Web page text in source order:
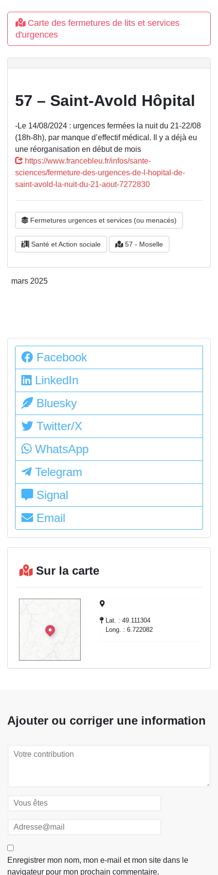
Carte des fermetures de lits et services
d'urgences
57 – Saint-Avold Hôpital
-Le 14/08/2024 : urgences fermées la nuit du 21-22/08
(18h-8h), par manque d’effectif médical. Il y a déjà eu
une réorganisation en début de mois
https://www.francebleu.fr/infos/sante-
sciences/fermeture-des-urgences-de-l-hopital-de-
saint-avold-la-nuit-du-21-aout-7272830
Fermetures urgences et services (ou menacés)
Santé et Action sociale 57 - Moselle
mars 2025
Facebook
LinkedIn
Bluesky
Twitter/X
WhatsApp
Telegram
Signal
Email
Sur la carte
Lat. : 49.111304
Long. : 6.722082
Ajouter ou corriger une information
Enregistrer mon nom, mon e-mail et mon site dans le
navigateur pour mon prochain commentaire.